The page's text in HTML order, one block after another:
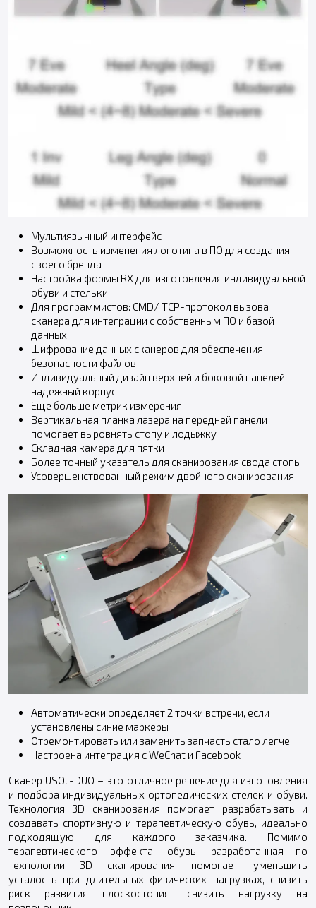
Мультиязычный интерфейс
Возможность изменения логотипа в ПО для создания
своего бренда
Настройка формы RX для изготовления индивидуальной
обуви и стельки
Для программистов: CMD/ TCP-протокол вызова
сканера для интеграции с собственным ПО и базой
данных
Шифрование данных сканеров для обеспечения
безопасности файлов
Индивидуальный дизайн верхней и боковой панелей,
надежный корпус
Еще больше метрик измерения
Вертикальная планка лазера на передней панели
помогает выровнять стопу и лодыжку
Складная камера для пятки
Более точный указатель для сканирования свода стопы
Усовершенствованный режим двойного сканирования
Автоматически определяет 2 точки встречи, если
установлены синие маркеры
Отремонтировать или заменить запчасть стало легче
Настроена интеграция с WeChat и Facebook
Сканер USOL-DUO – это отличное решение для изготовления
и подбора индивидуальных ортопедических стелек и обуви.
Технология 3D сканирования помогает разрабатывать и
создавать спортивную и терапевтическую обувь, идеально
подходящую для каждого заказчика. Помимо
терапевтического эффекта, обувь, разработанная по
технологии 3D сканирования, помогает уменьшить
усталость при длительных физических нагрузках, снизить
риск развития плоскостопия, снизить нагрузку на